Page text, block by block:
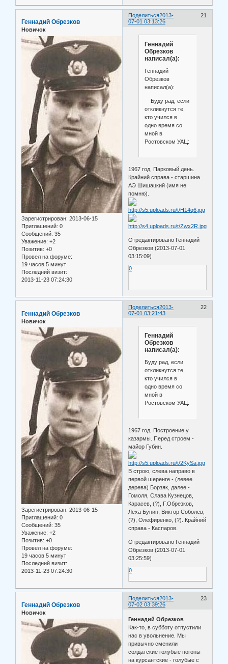
Поделиться 21
2013-
07-01 03:13:26
Геннадий Обрезков
Новичок
Зарегистрирован: 2013-06-15
Приглашений: 0
Сообщений: 35
Уважение: +2
Позитив: +0
Провел на форуме:
19 часов 5 минут
Последний визит:
2013-11-23 07:24:30
Геннадий
Обрезков
написал(а):
Геннадий
Обрезков
написал(а):
Буду рад, если
откликнутся те,
кто учился в
одно время со
мной в
Ростовском УАЦ:
1967 год. Парковый день.
Крайний справа - старшина
АЭ Шишацкий (имя не
помню).
Отредактировано Геннадий
Обрезков (2013-07-01
03:15:09)
0
Поделиться 22
2013-
07-01 03:21:43
Геннадий Обрезков
Новичок
Зарегистрирован: 2013-06-15
Приглашений: 0
Сообщений: 35
Уважение: +2
Позитив: +0
Провел на форуме:
19 часов 5 минут
Последний визит:
2013-11-23 07:24:30
Геннадий
Обрезков
написал(а):
Буду рад, если
откликнутся те,
кто учился в
одно время со
мной в
Ростовском УАЦ:
1967 год. Построение у
казармы. Перед строем -
майор Губин.
В строю, слева направо в
первой шеренге - (левее
дерева) Борзяк, далее -
Гомоля, Слава Кузнецов,
Карасев, (?), Г.Обрезков,
Леха Бунин, Виктор Соболев,
(?), Олефиренко, (?). Крайний
справа - Каспаров.
Отредактировано Геннадий
Обрезков (2013-07-01
03:25:59)
0
Поделиться 23
2013-
07-02 03:39:26
Геннадий Обрезков
Новичок
Геннадий Обрезков
Как-то, в субботу отпустили
нас в увольнение. Мы
привычно сменили
солдатские голубые погоны
на курсантские - голубые с